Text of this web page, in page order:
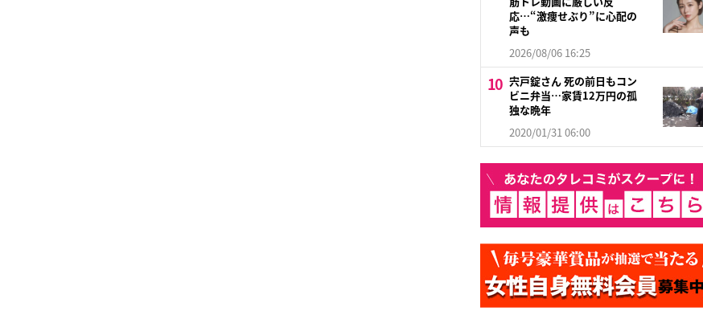
応…“激痩せぶり”に心配の
声も
2026/08/06 16:25
宍戸錠さん 死の前日もコン
ビニ弁当…家賃12万円の孤
独な晩年
2020/01/31 06:00